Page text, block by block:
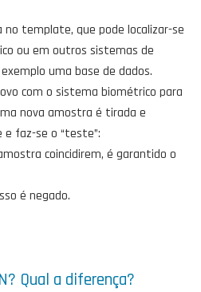
template, que pode localizar-se
ou em outros sistemas de
uma base de dados.
com o sistema biométrico para
nova amostra é tirada e
faz-se o “teste”:
coincidirem, é garantido o
é negado.
Qual a diferença?